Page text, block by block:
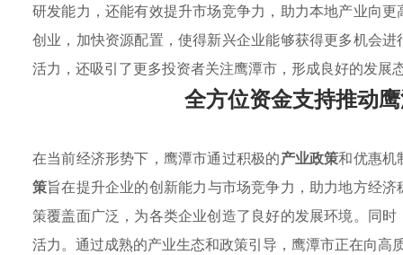
研发能力，还能有效提升市场竞争力，助力本地产业向
创业，加快资源配置，使得新兴企业能够获得更多机会
活力，还吸引了更多投资者关注鹰潭市，形成良好的发展
全方位资金支持推动
在当前经济形势下，鹰潭市通过积极的产业政策和优惠机
策旨在提升企业的创新能力与市场竞争力，助力地方经
策覆盖面广泛，为各类企业创造了良好的发展环境。同
活力。通过成熟的产业生态和政策引导，鹰潭市正在向高